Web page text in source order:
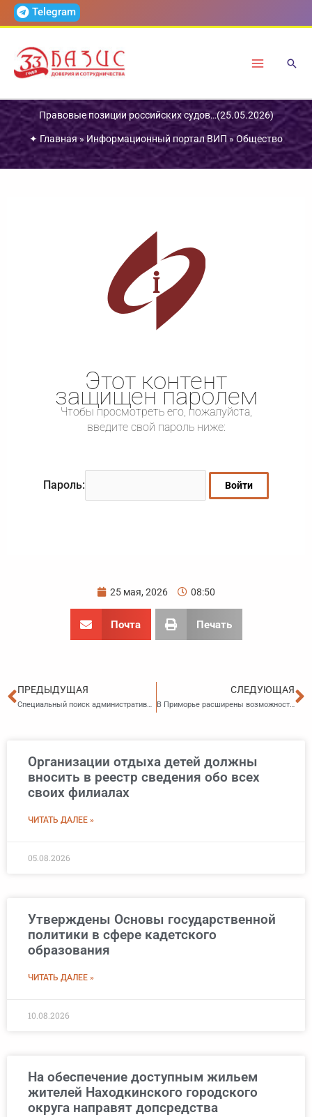
ПерейтиTelegram
Правовые позиции российских судов…(25.05.2026)
✦ Главная» Информационный портал ВИП»Общество
Этот контент
защищен паролем
Чтобы просмотреть его, пожалуйста,
введите свой пароль ниже:
Пароль:
25 мая, 2026 08:50
Почта Печать
Пред
ПРЕДЫДУЩАЯ
Специальный поиск административной практики
СЛЕДУЮЩАЯ
В Приморье расширены возможности распоряжения материнским капиталом на строительство дачи
Организации отдыха детей должны
вносить в реестр сведения обо всех
своих филиалах
ЧИТАТЬ ДАЛЕЕ »
05.08.2026
Утверждены Основы государственной
политики в сфере кадетского
образования
ЧИТАТЬ ДАЛЕЕ »
10.08.2026
На обеспечение доступным жильем
жителей Находкинского городского
округа направят допсредства